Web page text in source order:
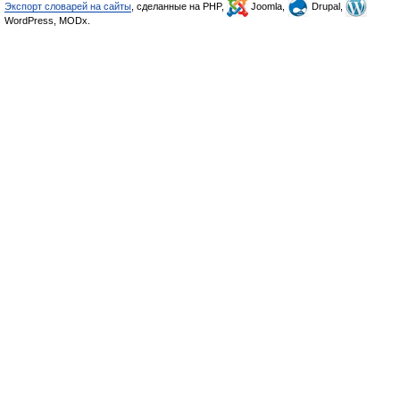
Экспорт словарей на сайты , сделанные на PHP, Joomla,
Drupal,
WordPress, MODx.